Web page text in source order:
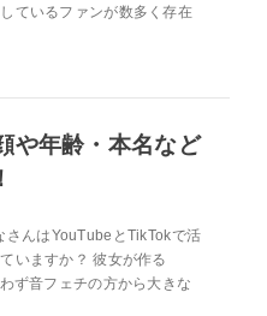
ているファンが数多く存在
や年齢・本名など
さんはYouTubeとTikTokで活
いますか？ 彼女が作る
ず音フェチの方から大きな